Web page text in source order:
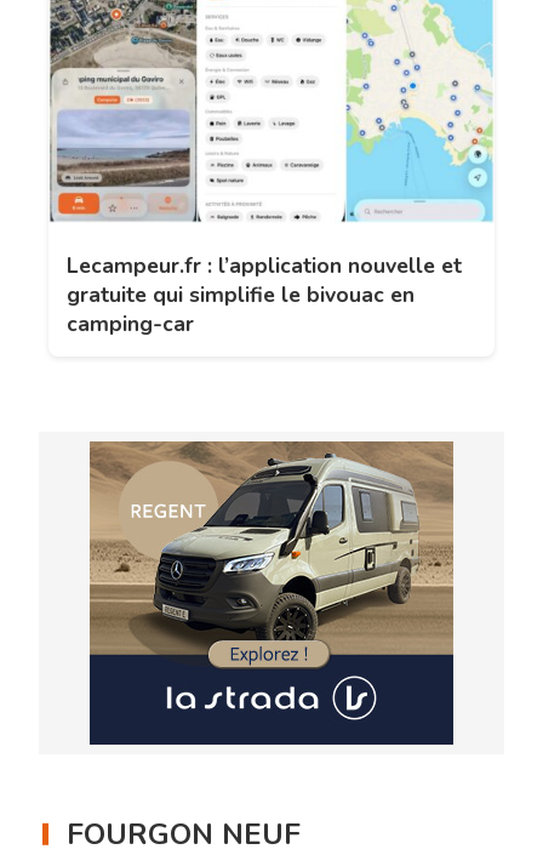
Lecampeur.fr : l’application nouvelle et
gratuite qui simplifie le bivouac en
camping-car
FOURGON NEUF